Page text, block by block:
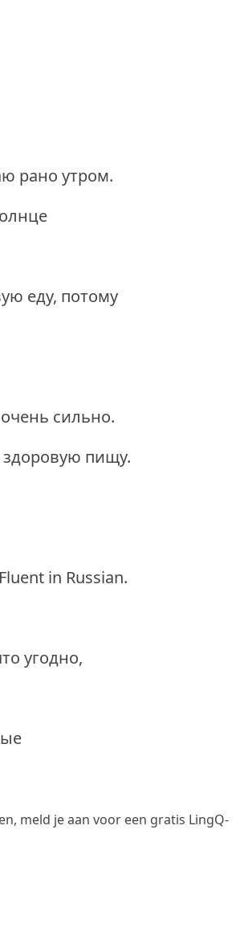
рано утром.
еду, потому
сильно.
здоровую пищу.
in Russian.
угодно,
meld je aan voor een gratis LingQ-